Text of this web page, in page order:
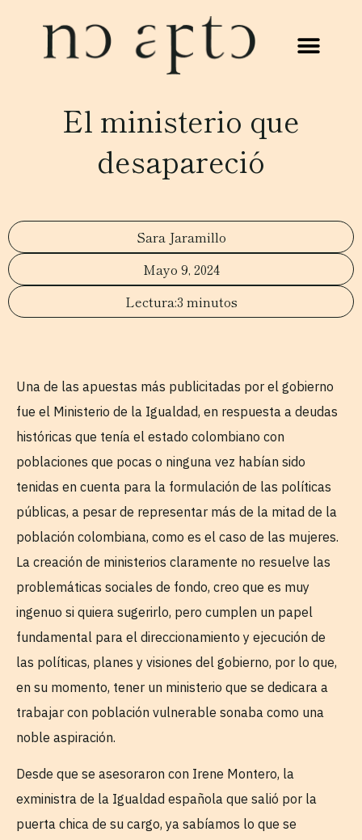
El ministerio que
desapareció
Sara Jaramillo
Mayo 9, 2024
3 minutos
Una de las apuestas más publicitadas por el gobierno
fue el Ministerio de la Igualdad, en respuesta a deudas
históricas que tenía el estado colombiano con
poblaciones que pocas o ninguna vez habían sido
tenidas en cuenta para la formulación de las políticas
públicas, a pesar de representar más de la mitad de la
población colombiana, como es el caso de las mujeres.
La creación de ministerios claramente no resuelve las
problemáticas sociales de fondo, creo que es muy
ingenuo si quiera sugerirlo, pero cumplen un papel
fundamental para el direccionamiento y ejecución de
las políticas, planes y visiones del gobierno, por lo que,
en su momento, tener un ministerio que se dedicara a
trabajar con población vulnerable sonaba como una
noble aspiración.
Desde que se asesoraron con Irene Montero, la
exministra de la Igualdad española que salió por la
puerta chica de su cargo, ya sabíamos lo que se